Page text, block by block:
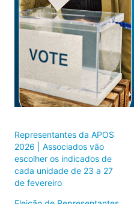
Representantes da APOS
2026 | Associados vão
escolher os indicados de
cada unidade de 23 a 27
de fevereiro